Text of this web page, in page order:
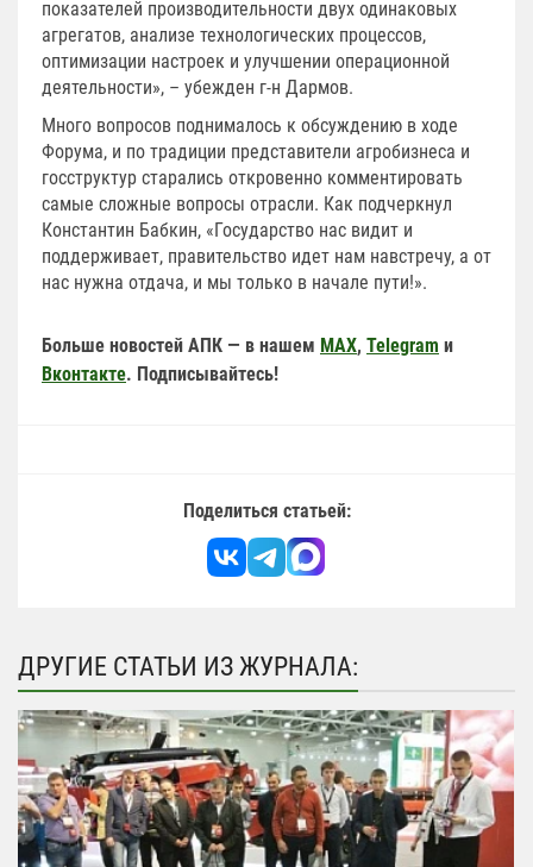
показателей производительности двух одинаковых
агрегатов, анализе технологических процессов,
оптимизации настроек и улучшении операционной
деятельности», – убежден г-н Дармов.
Много вопросов поднималось к обсуждению в ходе
Форума, и по традиции представители агробизнеса и
госструктур старались откровенно комментировать
самые сложные вопросы отрасли. Как подчеркнул
Константин Бабкин, «Государство нас видит и
поддерживает, правительство идет нам навстречу, а от
нас нужна отдача, и мы только в начале пути!».
Больше новостей АПК — в нашем MAX, Telegram и
Вконтакте. Подписывайтесь!
Поделиться статьей:
ДРУГИЕ СТАТЬИ ИЗ ЖУРНАЛА: